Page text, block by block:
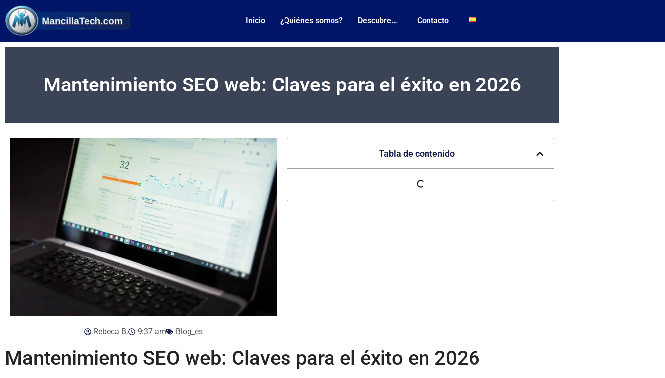
Inicio ¿Quiénes somos? Descubre… Contacto
Mantenimiento SEO web: Claves para el éxito en 2026
Rebeca B. 9:37 am Blog_es
Tabla de contenido
Mantenimiento SEO web: Claves para el éxito en 2026